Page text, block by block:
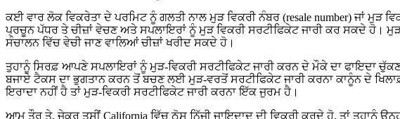
ਕਈ ਵਾਰ ਲੋਕ ਵਿਕਰੇਤਾ ਦੇ ਪਰਮਿਟ ਨੂੰ ਗਲਤੀ ਨਾਲ ਮੁੜ ਵਿਕਰੀ ਨੰਬਰ (resale number) ਜਾਂ ਮੁੜ
ਪ੍ਰਚੂਨ ਪੱਧਰ ਤੇ ਚੀਜ਼ਾਂ ਵੇਚਣ ਅਤੇ ਸਪਲਾਇਰਾਂ ਨੂੰ ਮੁੜ ਵਿਕਰੀ ਸਰਟੀਫਿਕੇਟ ਜਾਰੀ ਕਰ ਸਕਦੇ ਹੋ।
ਸੰਚਾਲਨ ਵਿੱਚ ਵੇਚੀ ਜਾਣ ਵਾਲਿਆਂ ਚੀਜ਼ਾਂ ਖਰੀਦ ਸਕਦੇ ਹੋ।
ਤੁਹਾਨੂੰ ਸਿਰਫ਼ ਆਪਣੇ ਸਪਲਾਇਰਾਂ ਨੂੰ ਮੁੜ-ਵਿਕਰੀ ਸਰਟੀਫਿਕੇਟ ਜਾਰੀ ਕਰਨ ਦੇ ਮੌਕੇ ਦਾ ਫਾਇਦਾ
ਬਜਾਏ ਟੈਕਸ ਦਾ ਭੁਗਤਾਨ ਕਰਨ ਤੋਂ ਬਚਣ ਲਈ ਮੁੜ-ਵਰਤੋਂ ਸਰਟੀਫਿਕੇਟ ਜਾਰੀ ਕਰਨਾ ਕਾਨੂੰਨ ਦੇ
ਇਰਾਦਾ ਨਹੀਂ ਹੈ ਤਾਂ ਮੁੜ-ਵਿਕਰੀ ਸਰਟੀਫਿਕੇਟ ਜਾਰੀ ਕਰਨਾ ਇੱਕ ਜੁਰਮ ਹੈ।
ਆਮ ਤੌਰ ਤੇ, ਜੇਕਰ ਤੁਸੀਂ California ਵਿੱਚ ਠੋਸ ਨਿੱਜੀ ਜਾਇਦਾਦ ਦੀ ਵਿਕਰੀ ਕਰਦੇ ਹੋ, ਤਾਂ